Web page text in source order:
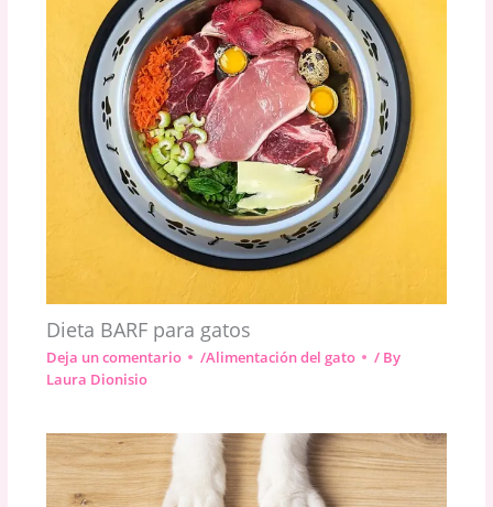
Dieta BARF para gatos
Deja un comentario /Alimentación del gato
/ By
Laura Dionisio